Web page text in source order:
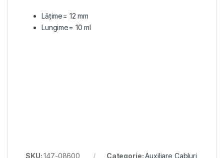
Lățime= 12 mm
Lungime= 10 ml
SKU:147-08600 Categorie:Auxiliare Cabluri